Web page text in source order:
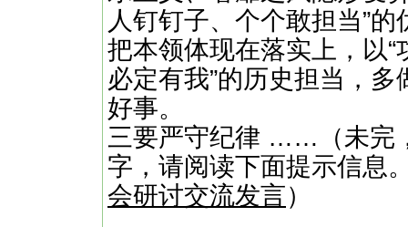
人钉钉子、个个敢担当”
把本领体现在落实上，以“
必定有我”的历史担当，
好事。
三要严守纪律 ……（未完
字，请阅读下面提示信息
会研讨交流发言）